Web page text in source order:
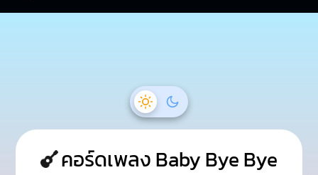
คอร์ดเพลง Baby Bye Bye